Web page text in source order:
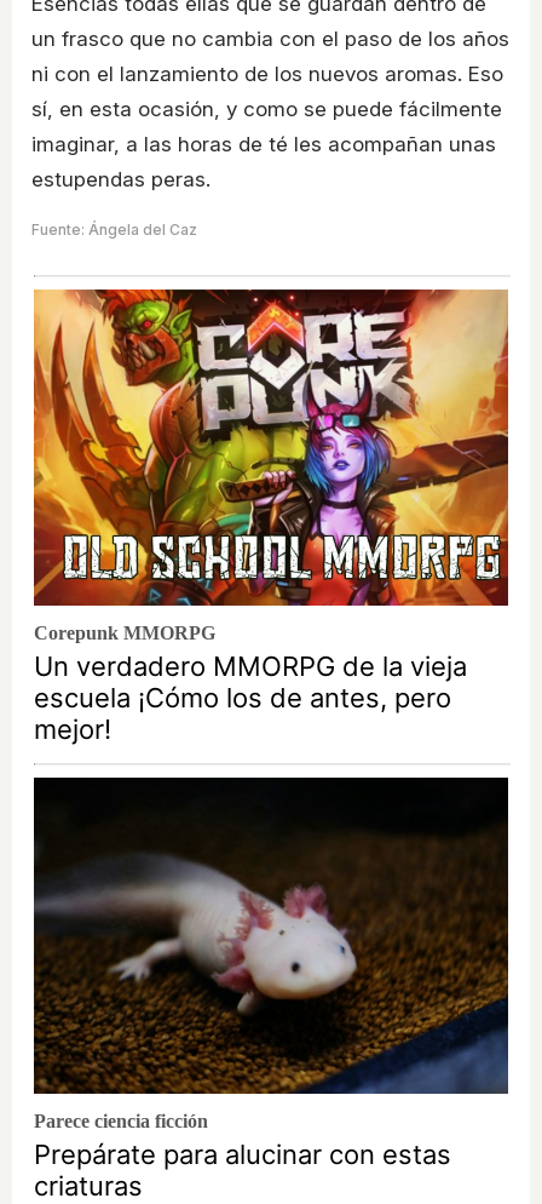
un frasco que no cambia con el paso de los años
ni con el lanzamiento de los nuevos aromas. Eso
sí, en esta ocasión, y como se puede fácilmente
imaginar, a las horas de té les acompañan unas
estupendas peras.
Fuente: Ángela del Caz
Corepunk MMORPG
Un verdadero MMORPG de la vieja
escuela ¡Cómo los de antes, pero
mejor!
Parece ciencia ficción
Prepárate para alucinar con estas
criaturas